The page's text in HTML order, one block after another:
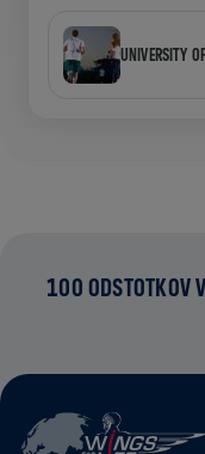
UNIVERSITY
100 ODSTOTKOV